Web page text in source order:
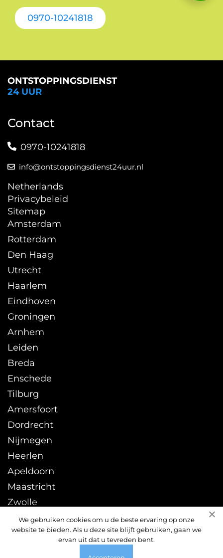
We gebruiken cookies om u de beste ervaring op onze
website te bieden. Als u deze site blijft gebruiken, gaan we
ervan uit dat u tevreden bent.
0970-10241818
ONTSTOPPINGSDIENST
24 UUR
Contact
0970-10241818
info@ontstoppingsdienst24uur.nl
Netherlands
Privacybeleid
Sitemap
Amsterdam
Rotterdam
Den Haag
Utrecht
Haarlem
Eindhoven
Groningen
Arnhem
Leiden
Breda
Enschede
Tilburg
Amersfoort
Dordrecht
Nijmegen
Heerlen
Apeldoorn
Maastricht
Zwolle
Leeuwarden
Sittard